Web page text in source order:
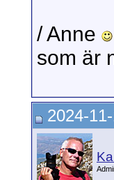
/ Anne
som är
2024-